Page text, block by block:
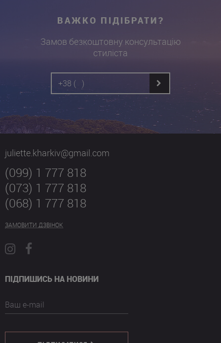
ВАЖКО ПІДІБРАТИ?
Замов безкоштовну консультацію
стиліста
juliette.kharkiv@gmail.com
(099) 1 777 818
(073) 1 777 818
(068) 1 777 818
ЗАМОВИТИ ДЗВІНОК
ПІДПИШИСЬ НА НОВИНИ
Ваш e-mail